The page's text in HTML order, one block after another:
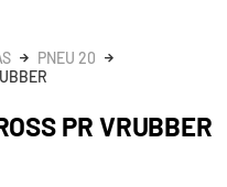
PNEU 20
PR VRUBBER